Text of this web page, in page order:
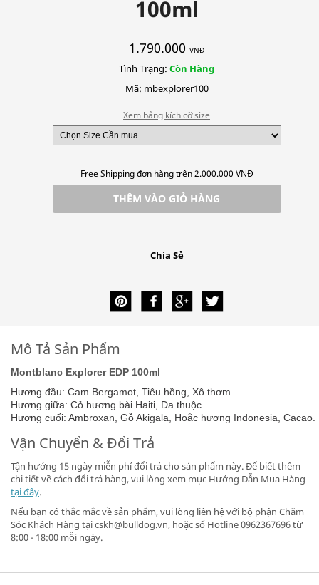
100ml
1.790.000 VNĐ
Tình Trạng: Còn Hàng
Mã: mbexplorer100
Xem bảng kích cỡ size
Free Shipping đơn hàng trên 2.000.000 VNĐ
THÊM VÀO GIỎ HÀNG
Chia Sẻ
Mô Tả Sản Phẩm
Montblanc Explorer EDP 100ml
Hương đầu: Cam Bergamot, Tiêu hồng, Xô thơm.
Hương giữa: Cỏ hương bài Haiti, Da thuộc.
Hương cuối: Ambroxan, Gỗ Akigala, Hoắc hương Indonesia, Cacao.
Vận Chuyển & Đổi Trả
Tận hưởng 15 ngày miễn phí đổi trả cho sản phẩm này. Để biết thêm
chi tiết về cách đổi trả hàng, vui lòng xem mục Hướng Dẫn Mua Hàng
tại đây.
Nếu bạn có thắc mắc về sản phẩm, vui lòng liên hệ với bộ phận Chăm
Sóc Khách Hàng tại cskh@bulldog.vn, hoặc số Hotline 0962367696 từ
8:00 - 18:00 mỗi ngày.